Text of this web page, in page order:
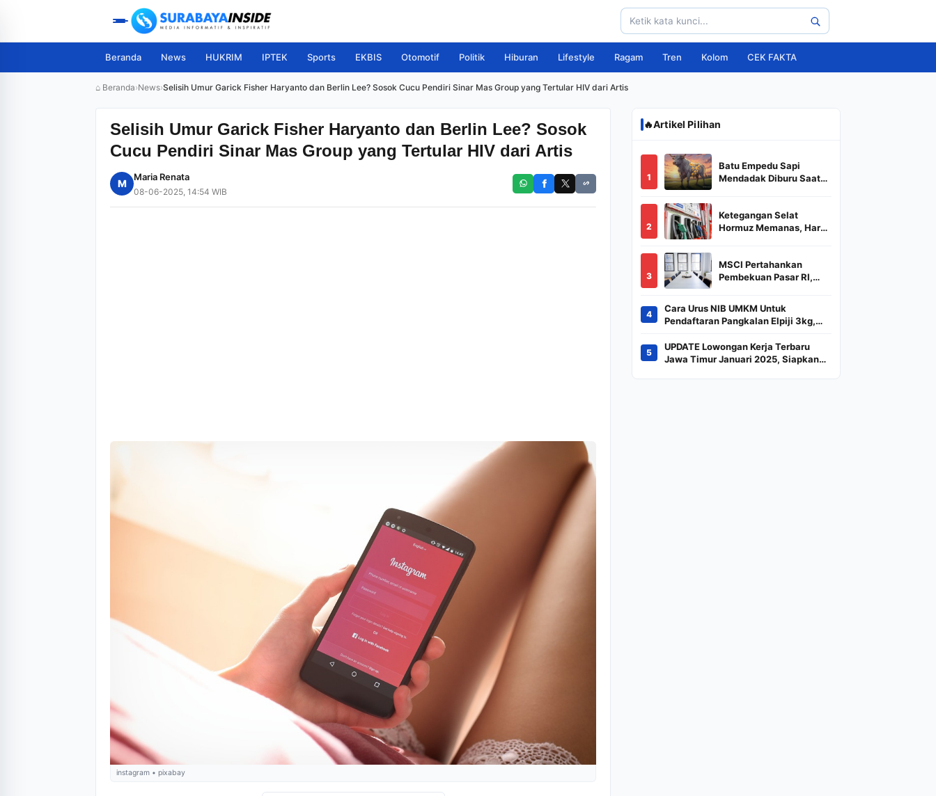
Beranda News HUKRIM IPTEK Sports EKBIS Otomotif Politik Hiburan Lifestyle Ragam Tren Kolom CEK FAKTA
⌂ Beranda›News›Selisih Umur Garick Fisher Haryanto dan Berlin Lee? Sosok Cucu Pendiri Sinar Mas Group yang Tertular HIV dari Artis
Selisih Umur Garick Fisher Haryanto dan Berlin Lee? Sosok
Cucu Pendiri Sinar Mas Group yang Tertular HIV dari Artis
M
Maria Renata
08-06-2025, 14:54 WIB
instagram • pixabay
🔥Artikel Pilihan
1
Batu Empedu Sapi
Mendadak Diburu Saat
Puluhan Juta
2
Ketegangan Selat
Hormuz Memanas, Harga
3
MSCI Pertahankan
Pembekuan Pasar RI,
Indeks
4
Cara Urus NIB UMKM Untuk
Pendaftaran Pangkalan Elpiji 3kg,
Kilogram
5
UPDATE Lowongan Kerja Terbaru
Jawa Timur Januari 2025, Siapkan